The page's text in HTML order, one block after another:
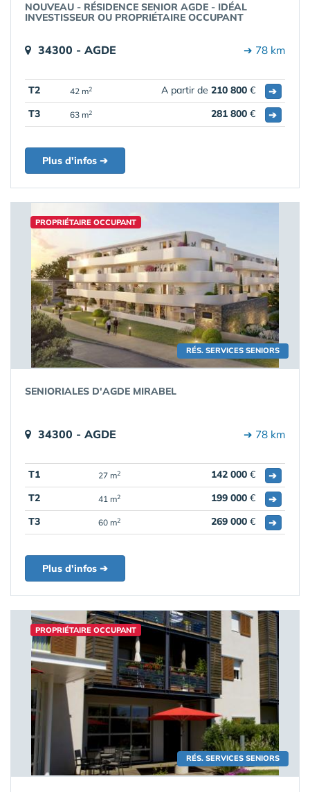
NOUVEAU - RÉSIDENCE SENIOR AGDE - IDÉAL
INVESTISSEUR OU PROPRIÉTAIRE OCCUPANT
34300 - AGDE ➔ 78 km
T2 42 m2 A partir de 210 800 €
➔
T3
63 m2 281 800 € ➔
Plus d'infos ➔
RÉS. SERVICES SENIORS
PROPRIÉTAIRE OCCUPANT
SENIORIALES D'AGDE MIRABEL
34300 - AGDE ➔ 78 km
T1 27 m2 142 000 €
➔
T2
41 m2 199 000 €
➔
T3
60 m2 269 000 € ➔
Plus d'infos ➔
RÉS. SERVICES SENIORS
PROPRIÉTAIRE OCCUPANT